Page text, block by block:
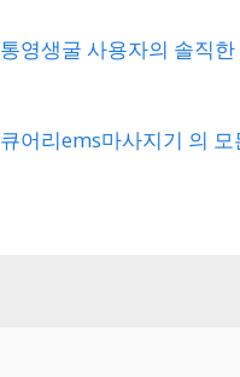
통영생굴 사용자의 솔직
큐어리ems마사지기 의 모